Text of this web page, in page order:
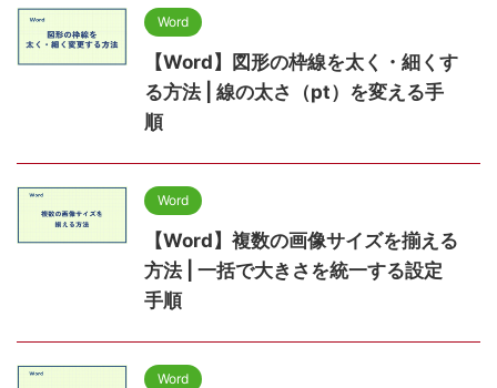
Word
【Word】図形の枠線を太く・細くす
る方法 | 線の太さ（pt）を変える手
順
Word
【Word】複数の画像サイズを揃える
方法 | 一括で大きさを統一する設定
手順
Word